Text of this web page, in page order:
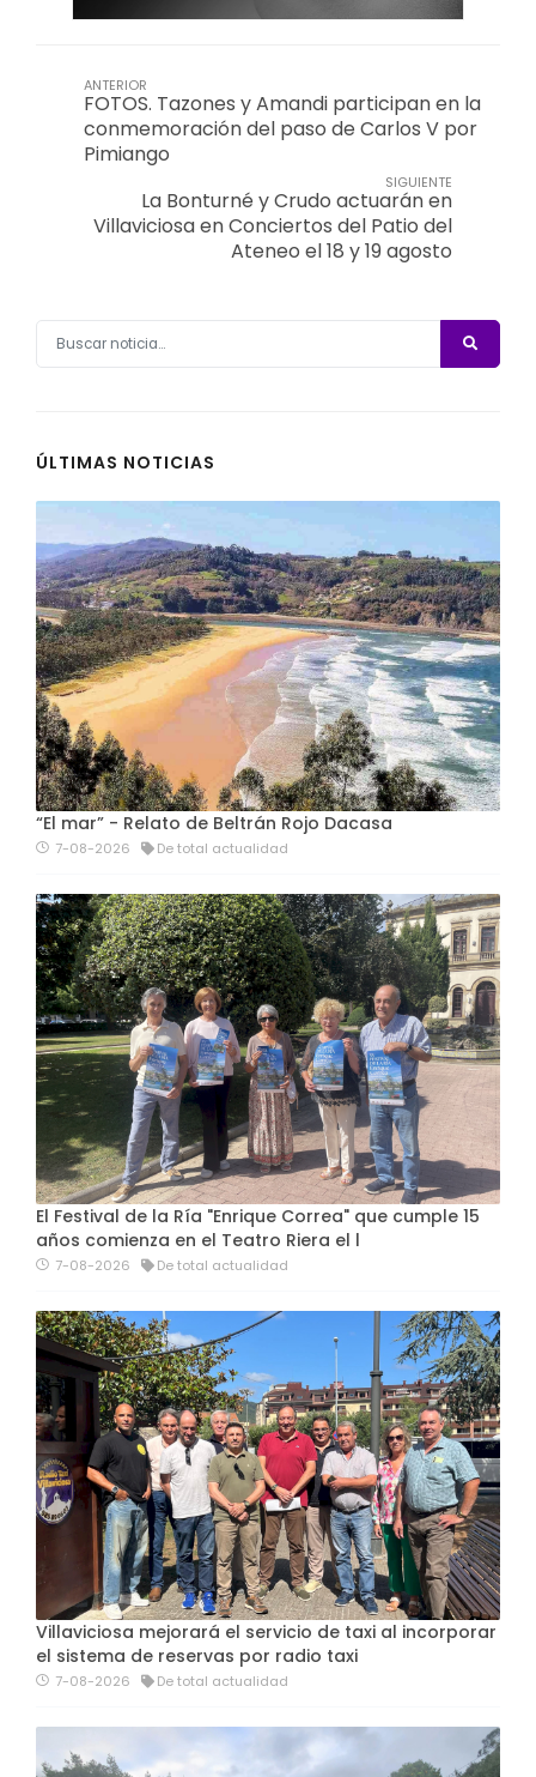
ANTERIOR
FOTOS. Tazones y Amandi participan en la
conmemoración del paso de Carlos V por
Pimiango
SIGUIENTE
La Bonturné y Crudo actuarán en
Villaviciosa en Conciertos del Patio del
Ateneo el 18 y 19 agosto
ÚLTIMAS NOTICIAS
“El mar” - Relato de Beltrán Rojo Dacasa
7-08-2026 De total actualidad
El Festival de la Ría "Enrique Correa" que cumple 15
años comienza en el Teatro Riera el l
7-08-2026 De total actualidad
Villaviciosa mejorará el servicio de taxi al incorporar
el sistema de reservas por radio taxi
7-08-2026 De total actualidad